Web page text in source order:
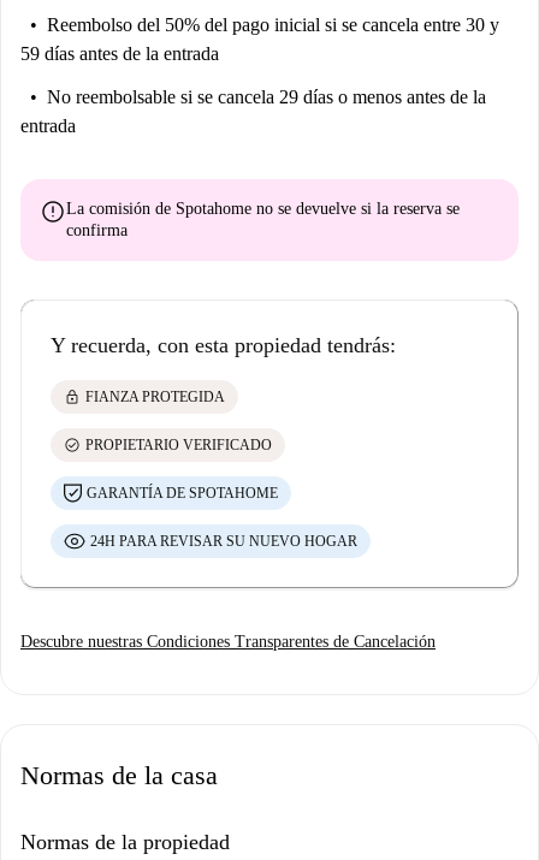
Reembolso del 50% del pago inicial si se cancela entre 30 y
59 días antes de la entrada
No reembolsable si se cancela 29 días o menos antes de la
entrada
errorLa comisión de Spotahome no se devuelve si la reserva se
confirma
Y recuerda, con esta propiedad tendrás:
lock FIANZA PROTEGIDA
check_circle PROPIETARIO VERIFICADO
GARANTÍA DE SPOTAHOME
24H PARA REVISAR SU NUEVO HOGAR
Descubre nuestras Condiciones Transparentes de Cancelación
Normas de la casa
Normas de la propiedad